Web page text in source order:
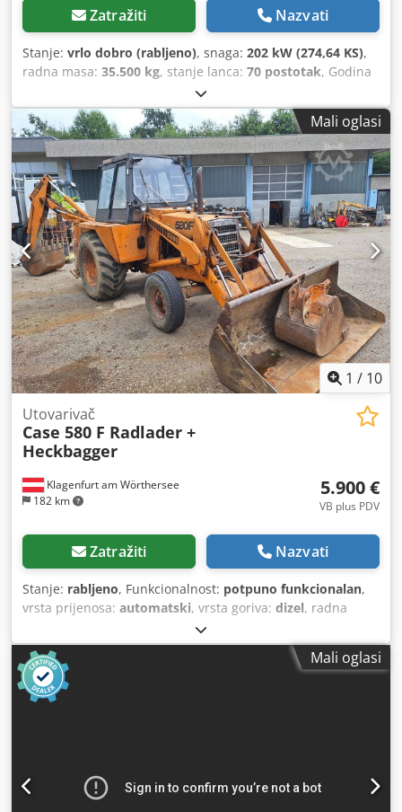
Zatražiti Nazvati
Stanje: vrlo dobro (rabljeno), snaga: 202 kW (274,64 KS),
radna masa: 35.500 kg, stanje lanca: 70 postotak, Godina
, radni sati:9.139 h
uređaj, CASE CX330 Godina proizvodnje: 2006. Radni sati:
9.139 sati. Zatvorena kabina Djdpezp Rm Refx Anwjwa
Klimatizacija Radio Centralno podmazivanje Standardna
ruka Dužina ruke: 3,30 m Kompletna hidraulička instalacija
(za čekić, grablju, škare) Brzi priključak OQ80 1 x lopata –
širina 800 mm 1 x grablja – ispravna, potrebno je
popravljanje Podvozje u stanju od cca 70% Podne ploče,
širina 600 mm Isuzu motor, snage 202 kW CE oznaka
Dimenzije za transport: 10,8 x 3 x 3,40 m Radna težina:
35,5 t.
Mali oglasi
1 / 10
Klagenfurt am Wörthersee
182 km
Utovarivač
Case 580 F Radlader +
Heckbagger
5.900 €
VB plus PDV
Zatražiti Nazvati
Stanje: rabljeno, Funkcionalnost: potpuno funkcionalan,
vrsta prijenosa: automatski, vrsta goriva: dizel, radna
, konfiguracija osovina:
registracija:10/1977, Godina proizvodnje:1977, Oprema:
hidraulika
Mali oglasi